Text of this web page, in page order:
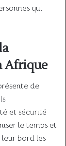
qui
Afrique
de
et sécurité
le temps et
bord les